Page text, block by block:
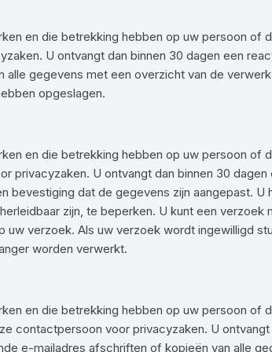
en die betrekking hebben op uw persoon of
U ontvangt dan binnen 30 dagen een
gegevens met een overzicht van de
opgeslagen.
en die betrekking hebben op uw persoon of
privacyzaken. U ontvangt dan binnen 30
bevestiging dat de gegevens zijn aangepast.
zijn, te beperken. U kunt een
verzoek. Als uw verzoek wordt ingewilligd
worden verwerkt.
en die betrekking hebben op uw persoon of
contactpersoon voor privacyzaken. U
e-mailadres afschriften of kopieën van alle